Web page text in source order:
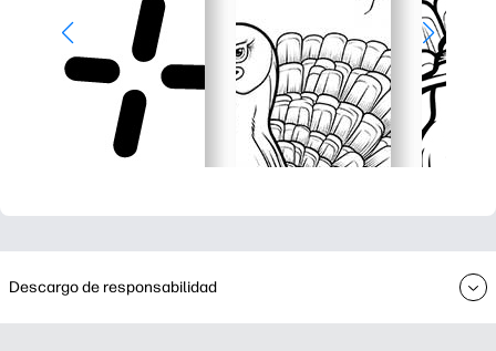
Descargo de responsabilidad